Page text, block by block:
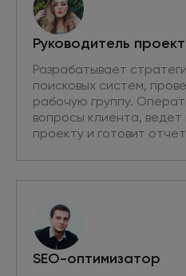
Руководитель
Разрабатывает
поисковых систем,
рабочую группу.
вопросы клиента,
проекту и готовит
SEO-оптимизатор